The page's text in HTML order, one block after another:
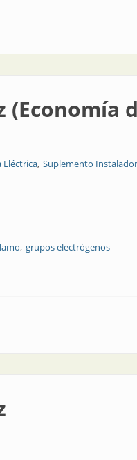
el aumento y los cortes
(Economía
Eléctrica Suplemento
grupos electrógenos
de guerra)